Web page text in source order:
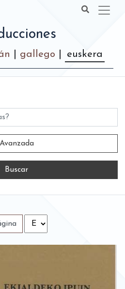
gallego euskera
Avanzada